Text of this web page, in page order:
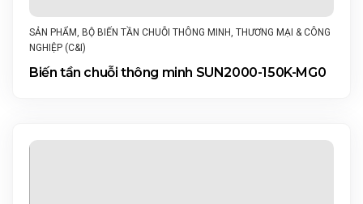
SẢN PHẨM, BỘ BIẾN TẦN CHUỖI THÔNG MINH, THƯƠNG MẠI & CÔNG
NGHIỆP (C&I)
Biến tần chuỗi thông minh SUN2000-150K-MG0